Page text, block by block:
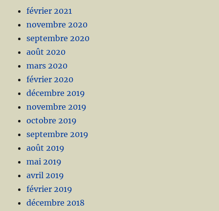
février 2021
novembre 2020
septembre 2020
août 2020
mars 2020
février 2020
décembre 2019
novembre 2019
octobre 2019
septembre 2019
août 2019
mai 2019
avril 2019
février 2019
décembre 2018